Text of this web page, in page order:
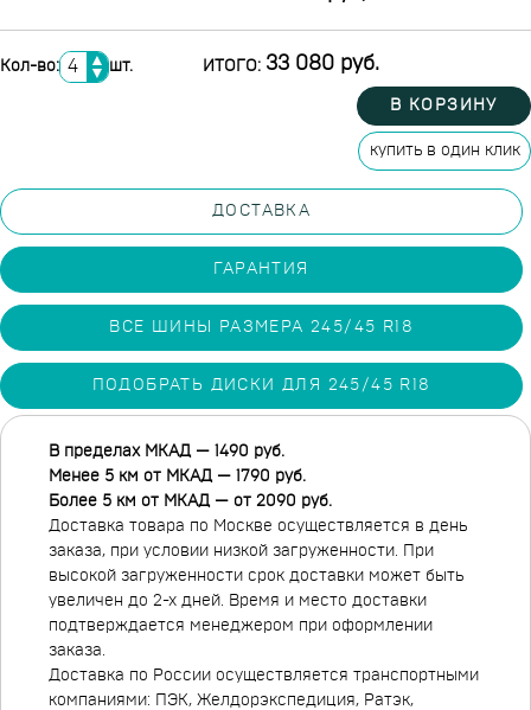
Кол-во: ▲
▼ шт. ИТОГО: 33 080 руб.
В КОРЗИНУ
купить в один клик
ДОСТАВКА
ГАРАНТИЯ
ВСЕ ШИНЫ РАЗМЕРА 245/45 R18
ПОДОБРАТЬ ДИСКИ ДЛЯ 245/45 R18
В пределах МКАД — 1490 руб.
Менее 5 км от МКАД — 1790 руб.
Более 5 км от МКАД — от 2090 руб.
Доставка товара по Москве осуществляется в день
заказа, при условии низкой загруженности. При
высокой загруженности срок доставки может быть
увеличен до 2-х дней. Время и место доставки
подтверждается менеджером при оформлении
заказа.
Доставка по России осуществляется транспортными
компаниями: ПЭК, Желдорэкспедиция, Ратэк,